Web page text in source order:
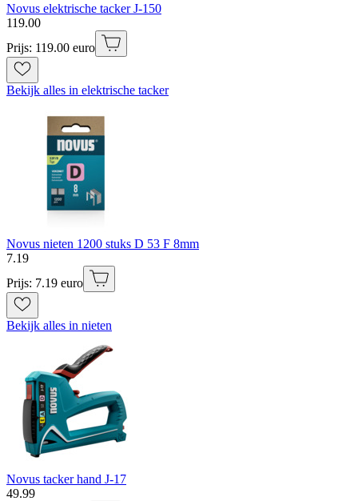
Novus elektrische tacker J-150
119.00
Prijs: 119.00 euro
Bekijk alles in elektrische tacker
Novus nieten 1200 stuks D 53 F 8mm
7.19
Prijs: 7.19 euro
Bekijk alles in nieten
Novus tacker hand J-17
49.99